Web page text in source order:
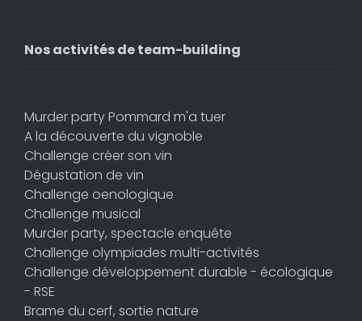
Nos activités de team-building
Murder party Pommard m'a tuer
A la découverte du vignoble
Challenge créer son vin
Dégustation de vin
Challenge oenologique
Challenge musical
Murder party, spectacle enquête
Challenge olympiades multi-activités
Challenge développement durable - écologique
- RSE
Brame du cerf, sortie nature